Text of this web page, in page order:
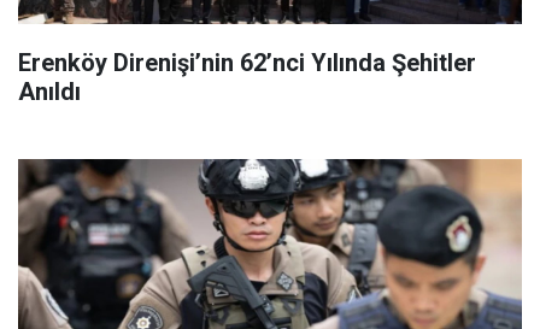
Erenköy Direnişi’nin 62’nci Yılında Şehitler
Anıldı